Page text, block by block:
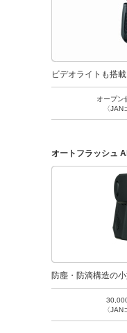
ビデオライトも搭
オープン
〈
オートフラッシュ
防塵・防滴構造の
〈